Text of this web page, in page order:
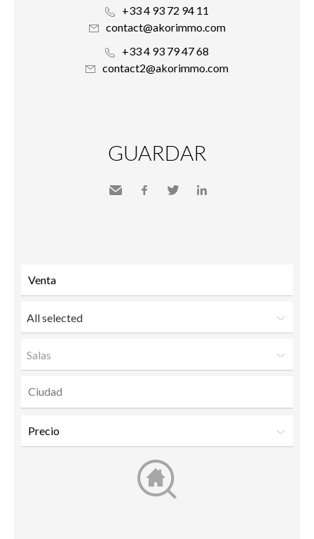
+33 4 93 72 94 11
contact@akorimmo.com
+33 4 93 79 47 68
contact2@akorimmo.com
GUARDAR
All selected
Salas